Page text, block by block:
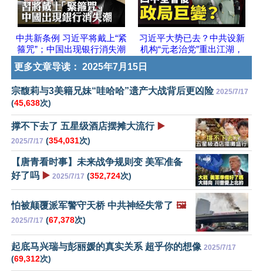
中共新条例 习近平将戴上“紧
箍咒”；中国出现银行消失潮
习近平大势已去？中共设新
机构“元老治党”重出江湖，
更多文章导读： 2025年7月15日
宗馥莉与3美籍兄妹“哇哈哈”遗产大战背后更凶险 2025/7/17
(45,638次)
撑不下去了 五星级酒店摆摊大流行 ▶️
2025/7/17 (354,031次)
【唐青看时事】未来战争规则变 美军准备
好了吗 ▶️ 2025/7/17 (352,724次)
怕被颠覆派军警守天桥 中共神经失常了 🖼️
2025/7/17 (67,378次)
起底马兴瑞与彭丽媛的真实关系 超乎你的想像 2025/7/17
(69,312次)